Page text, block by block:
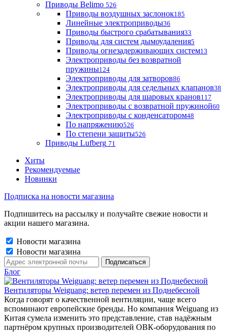
Приводы Belimo 526
Приводы воздушных заслонок185
Линейные электроприводы36
Приводы быстрого срабатывания33
Приводы для систем дымоудаления5
Приводы огнезадерживающих систем13
Электроприводы без возвратной
пружины124
Электроприводы для затворов86
Электроприводы для седельных клапанов38
Электроприводы для шаровых кранов117
Электроприводы с возвратной пружиной60
Электроприводы с конденсатором48
По напряжению526
По степени защиты526
Приводы Lufberg 71
Хиты
Рекомендуемые
Новинки
Подписка на новости магазина
Подпишитесь на рассылку и получайте свежие новости и
акции нашего магазина.
Новости магазина
Новости магазина
Блог
Вентиляторы Weiguang: ветер перемен из Поднебесной
Когда говорят о качественной вентиляции, чаще всего
вспоминают европейские бренды. Но компания Weiguang из
Китая сумела изменить это представление, став надёжным
партнёром крупных производителей ОВК-оборудования по